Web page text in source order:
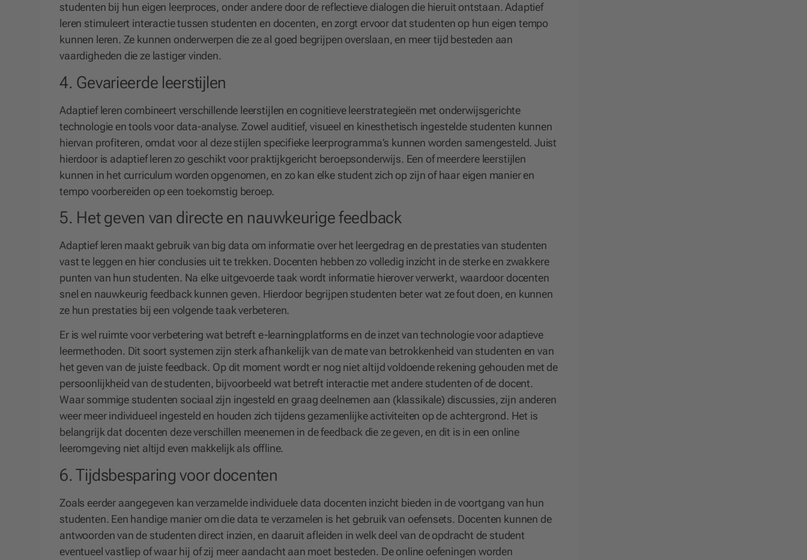
studenten bij hun eigen leerproces, onder andere door de reflectieve dialogen die hieruit ontstaan. Adaptief
leren stimuleert interactie tussen studenten en docenten, en zorgt ervoor dat studenten op hun eigen tempo
kunnen leren. Ze kunnen onderwerpen die ze al goed begrijpen overslaan, en meer tijd besteden aan
vaardigheden die ze lastiger vinden.
4. Gevarieerde leerstijlen
Adaptief leren combineert verschillende leerstijlen en cognitieve leerstrategieën met onderwijsgerichte
technologie en tools voor data-analyse. Zowel auditief, visueel en kinesthetisch ingestelde studenten kunnen
hiervan profiteren, omdat voor al deze stijlen specifieke leerprogramma’s kunnen worden samengesteld. Juist
hierdoor is adaptief leren zo geschikt voor praktijkgericht beroepsonderwijs. Een of meerdere leerstijlen
kunnen in het curriculum worden opgenomen, en zo kan elke student zich op zijn of haar eigen manier en
tempo voorbereiden op een toekomstig beroep.
5. Het geven van directe en nauwkeurige feedback
Adaptief leren maakt gebruik van big data om informatie over het leergedrag en de prestaties van studenten
vast te leggen en hier conclusies uit te trekken. Docenten hebben zo volledig inzicht in de sterke en zwakkere
punten van hun studenten. Na elke uitgevoerde taak wordt informatie hierover verwerkt, waardoor docenten
snel en nauwkeurig feedback kunnen geven. Hierdoor begrijpen studenten beter wat ze fout doen, en kunnen
ze hun prestaties bij een volgende taak verbeteren.
Er is wel ruimte voor verbetering wat betreft e-learningplatforms en de inzet van technologie voor adaptieve
leermethoden. Dit soort systemen zijn sterk afhankelijk van de mate van betrokkenheid van studenten en van
het geven van de juiste feedback. Op dit moment wordt er nog niet altijd voldoende rekening gehouden met de
persoonlijkheid van de studenten, bijvoorbeeld wat betreft interactie met andere studenten of de docent.
Waar sommige studenten sociaal zijn ingesteld en graag deelnemen aan (klassikale) discussies, zijn anderen
weer meer individueel ingesteld en houden zich tijdens gezamenlijke activiteiten op de achtergrond. Het is
belangrijk dat docenten deze verschillen meenemen in de feedback die ze geven, en dit is in een online
leeromgeving niet altijd even makkelijk als offline.
6. Tijdsbesparing voor docenten
Zoals eerder aangegeven kan verzamelde individuele data docenten inzicht bieden in de voortgang van hun
studenten. Een handige manier om die data te verzamelen is het gebruik van oefensets. Docenten kunnen de
antwoorden van de studenten direct inzien, en daaruit afleiden in welk deel van de opdracht de student
eventueel vastliep of waar hij of zij meer aandacht aan moet besteden. De online oefeningen worden